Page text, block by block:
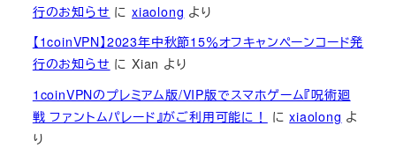
行のお知らせ にxiaolong より
【1coinVPN】2023年中秋節15％オフキャンペーンコード発
行のお知らせ にXian より
1coinVPNのプレミアム版/VIP版でスマホゲーム『呪術廻
戦 ファントムパレード』がご利用可能に！
にxiaolong よ
り